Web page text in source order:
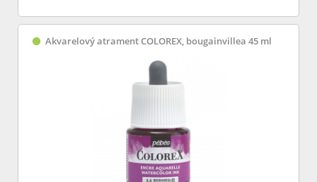
Akvarelový atrament COLOREX, bougainvillea 45 ml